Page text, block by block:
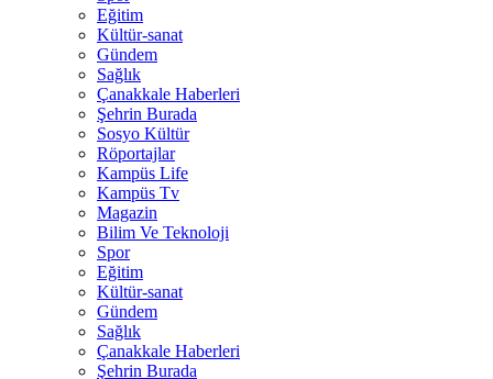
Eğitim
Kültür-sanat
Gündem
Sağlık
Çanakkale Haberleri
Şehrin Burada
Sosyo Kültür
Röportajlar
Kampüs Life
Kampüs Tv
Magazin
Bilim Ve Teknoloji
Spor
Eğitim
Kültür-sanat
Gündem
Sağlık
Çanakkale Haberleri
Şehrin Burada